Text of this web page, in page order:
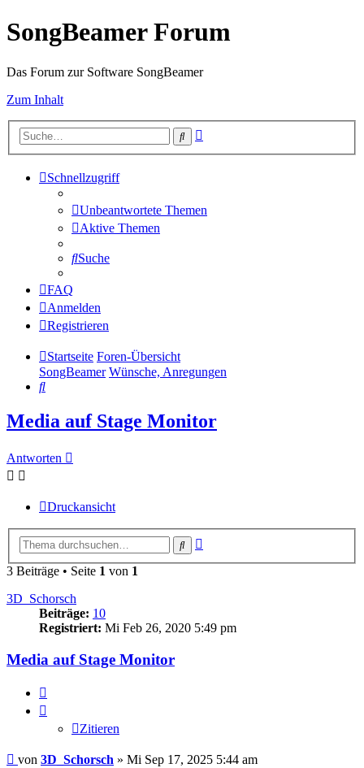
SongBeamer Forum
Das Forum zur Software SongBeamer
Zum Inhalt
Suche
Schnellzugriff
Unbeantwortete Themen
Aktive Themen
Suche
FAQ
Anmelden
Registrieren
Startseite Foren-Übersicht
SongBeamer Wünsche, Anregungen
Suche
Media auf Stage Monitor
Antworten
Druckansicht
Suche
3 Beiträge • Seite 1 von 1
3D_Schorsch
Beiträge: 10
Registriert: Mi Feb 26, 2020 5:49 pm
Media auf Stage Monitor
Zitieren
Beitrag
von 3D_Schorsch » Mi Sep 17, 2025 5:44 am